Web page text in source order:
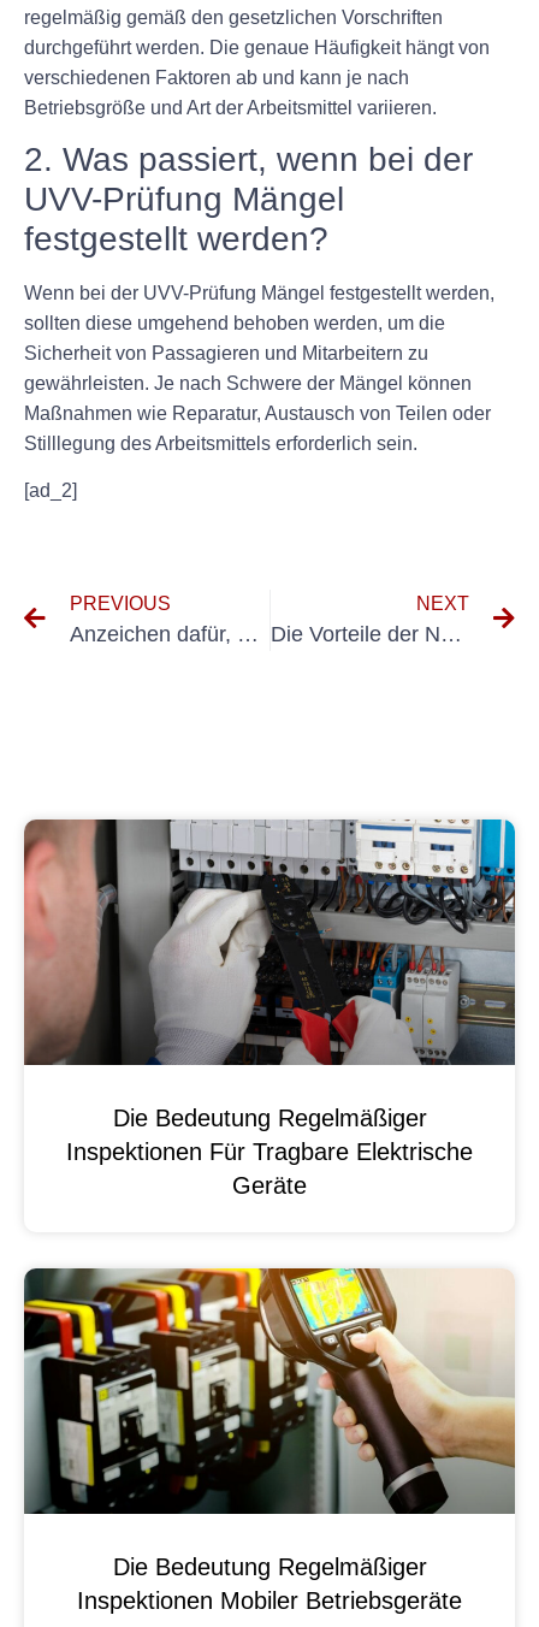
regelmäßig gemäß den gesetzlichen Vorschriften
durchgeführt werden. Die genaue Häufigkeit hängt von
verschiedenen Faktoren ab und kann je nach
Betriebsgröße und Art der Arbeitsmittel variieren.
2. Was passiert, wenn bei der
UVV-Prüfung Mängel
festgestellt werden?
Wenn bei der UVV-Prüfung Mängel festgestellt werden,
sollten diese umgehend behoben werden, um die
Sicherheit von Passagieren und Mitarbeitern zu
gewährleisten. Je nach Schwere der Mängel können
Maßnahmen wie Reparatur, Austausch von Teilen oder
Stilllegung des Arbeitsmittels erforderlich sein.
[ad_2]
PREVIOUS
Anzeichen dafür, dass Ihre Elektroinstallation überprüft werden muss
NEXT
Die Vorteile der Nutzung von E-Check Reiseführerdiensten für Ihre nächste Reise
Die Bedeutung Regelmäßiger
Inspektionen Für Tragbare Elektrische
Geräte
Die Bedeutung Regelmäßiger
Inspektionen Mobiler Betriebsgeräte